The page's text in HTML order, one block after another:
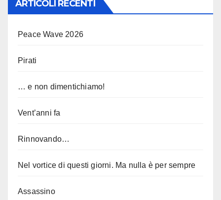
ARTICOLI RECENTI
Peace Wave 2026
Pirati
… e non dimentichiamo!
Vent’anni fa
Rinnovando…
Nel vortice di questi giorni. Ma nulla è per sempre
Assassino